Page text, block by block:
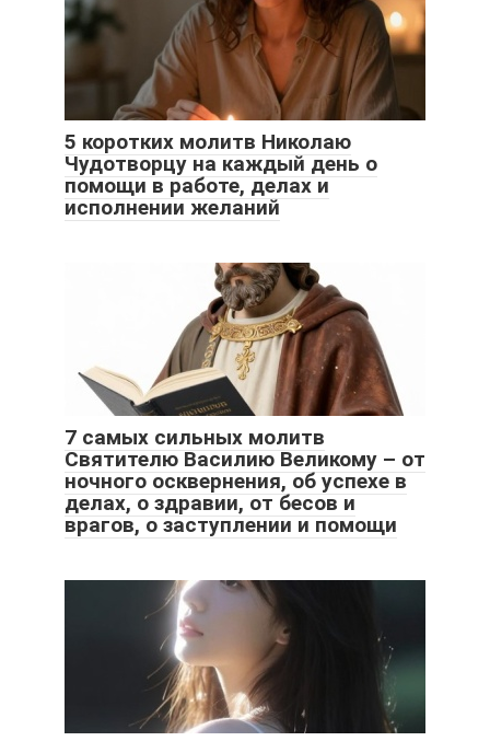
5 коротких молитв Николаю
Чудотворцу на каждый день о
помощи в работе, делах и
исполнении желаний
7 самых сильных молитв
Святителю Василию Великому – от
ночного осквернения, об успехе в
делах, о здравии, от бесов и
врагов, о заступлении и помощи